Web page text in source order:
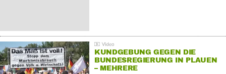
KUNDGEBUNG GEGEN DIE
BUNDESREGIERUNG IN PLAUEN
– MEHRERE